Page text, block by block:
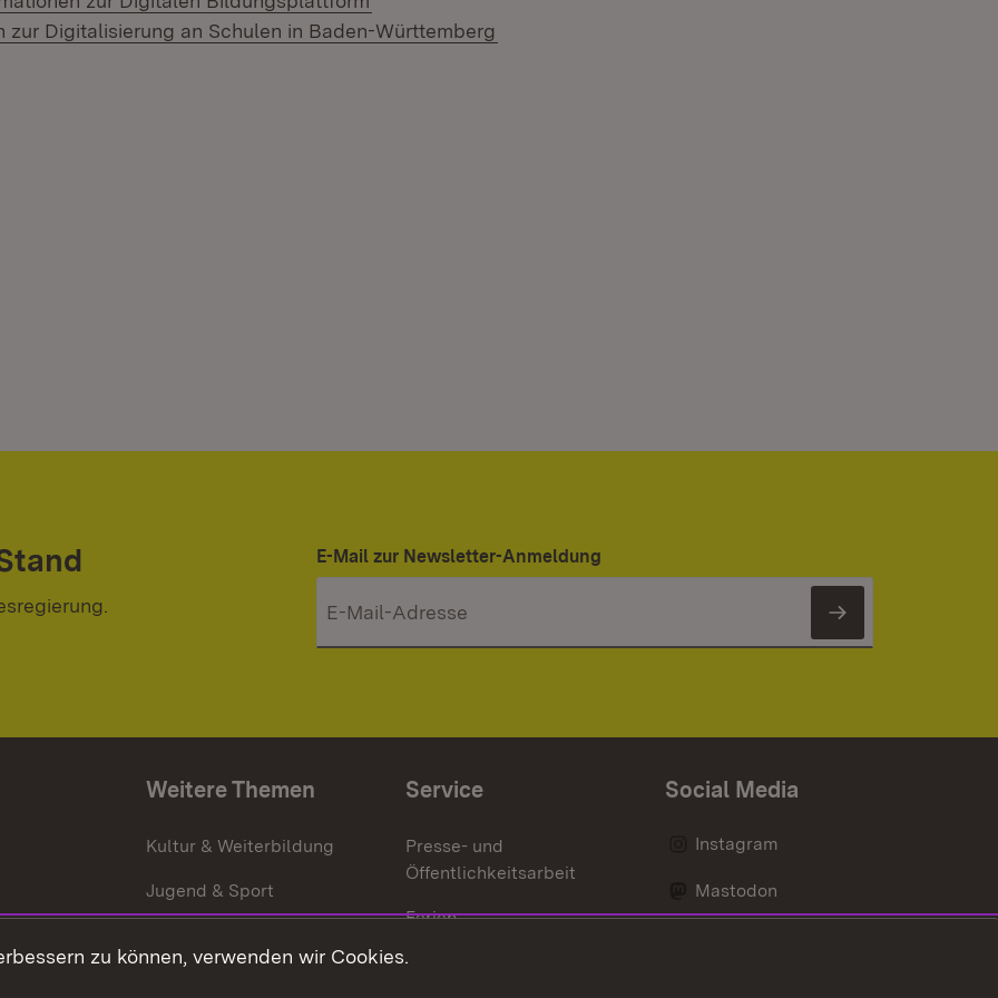
zur Digitalisierung an Schulen in Baden-Württemberg
E-Mail zur Newsletter-Anmeldung
Newsletter
Weitere Themen
Kultur & Weiterbildung
Jugend & Sport
Service
Presse- und
Öffentlichkeitsarbeit
Ferien
Stellen
Social Media
Instagram
Mastodon
zu können, verwenden wir Cookies.